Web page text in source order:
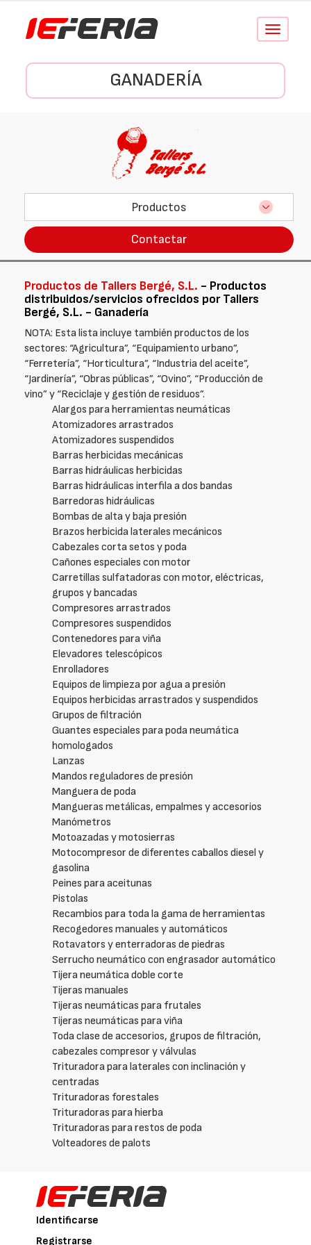
Conmutar
GANADERÍA
Productos
Contactar
Productos de Tallers Bergé, S.L. - Productos
distribuidos/servicios ofrecidos por Tallers
Bergé, S.L. - Ganadería
NOTA: Esta lista incluye también productos de los
sectores: “Agricultura”, “Equipamiento urbano”,
“Ferretería”, “Horticultura”, “Industria del aceite”,
“Jardinería”, “Obras públicas”, “Ovino”, “Producción de
vino” y “Reciclaje y gestión de residuos”.
Alargos para herramientas neumáticas
Atomizadores arrastrados
Atomizadores suspendidos
Barras herbicidas mecánicas
Barras hidráulicas herbicidas
Barras hidráulicas interfila a dos bandas
Barredoras hidráulicas
Bombas de alta y baja presión
Brazos herbicida laterales mecánicos
Cabezales corta setos y poda
Cañones especiales con motor
Carretillas sulfatadoras con motor, eléctricas,
grupos y bancadas
Compresores arrastrados
Compresores suspendidos
Contenedores para viña
Elevadores telescópicos
Enrolladores
Equipos de limpieza por agua a presión
Equipos herbicidas arrastrados y suspendidos
Grupos de filtración
Guantes especiales para poda neumática
homologados
Lanzas
Mandos reguladores de presión
Manguera de poda
Mangueras metálicas, empalmes y accesorios
Manómetros
Motoazadas y motosierras
Motocompresor de diferentes caballos diesel y
gasolina
Peines para aceitunas
Pistolas
Recambios para toda la gama de herramientas
Recogedores manuales y automáticos
Rotavators y enterradoras de piedras
Serrucho neumático con engrasador automático
Tijera neumática doble corte
Tijeras manuales
Tijeras neumáticas para frutales
Tijeras neumáticas para viña
Toda clase de accesorios, grupos de filtración,
cabezales compresor y válvulas
Trituradora para laterales con inclinación y
centradas
Trituradoras forestales
Trituradoras para hierba
Trituradoras para restos de poda
Volteadores de palots
Identificarse
Registrarse